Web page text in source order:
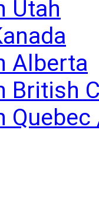
Utah
Alberta
British